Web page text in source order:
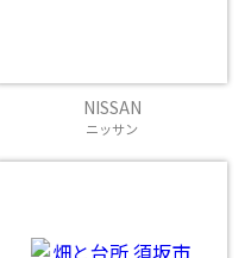
NISSAN
ニッサン